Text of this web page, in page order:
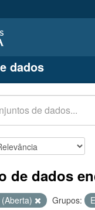
dados
de dados
Grupos: